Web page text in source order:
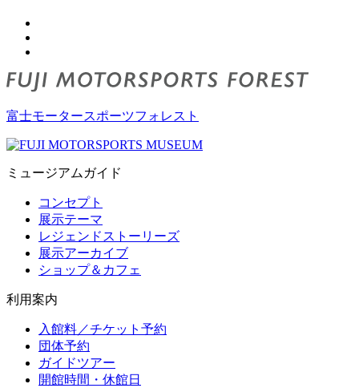
富士モータースポーツフォレスト
ミュージアムガイド
コンセプト
展示テーマ
レジェンドストーリーズ
展示アーカイブ
ショップ＆カフェ
利用案内
入館料／チケット予約
団体予約
ガイドツアー
開館時間・休館日